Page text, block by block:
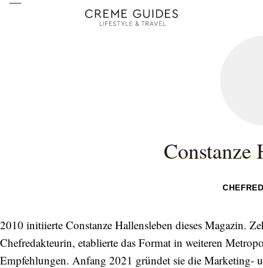
Constanze
2010 initiierte Constanze Hallensleben dieses Magazin.
Chefredakteurin, etablierte das Format in weiteren
Empfehlungen. Anfang 2021 gründet sie die Marketing-